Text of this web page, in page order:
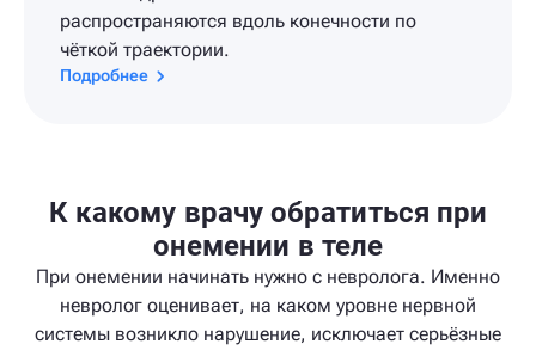
распространяются вдоль конечности по
чёткой траектории.
Подробнее
К какому врачу обратиться при
онемении в теле
При онемении начинать нужно с невролога. Именно
невролог оценивает, на каком уровне нервной
системы возникло нарушение, исключает серьёзные